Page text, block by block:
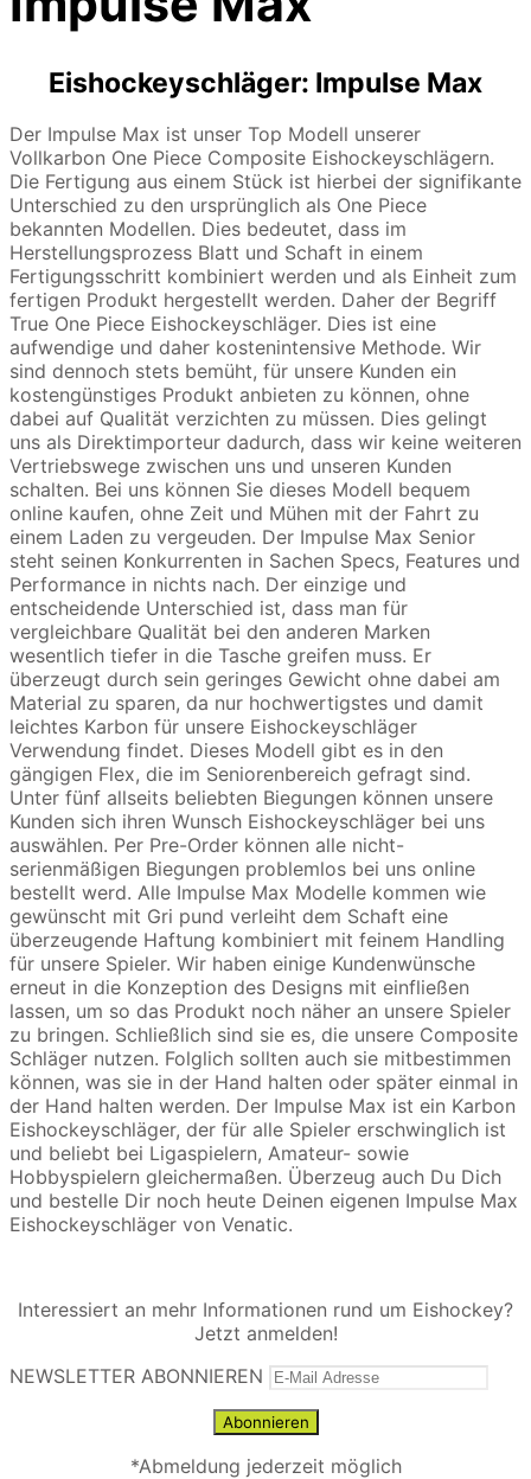
Eishockeyschläger: Impulse Max
Der Impulse Max ist unser Top Modell unserer
Vollkarbon One Piece Composite Eishockeyschlägern.
Die Fertigung aus einem Stück ist hierbei der signifikante
Unterschied zu den ursprünglich als One Piece
bekannten Modellen. Dies bedeutet, dass im
Herstellungsprozess Blatt und Schaft in einem
Fertigungsschritt kombiniert werden und als Einheit zum
fertigen Produkt hergestellt werden. Daher der Begriff
True One Piece Eishockeyschläger. Dies ist eine
aufwendige und daher kostenintensive Methode. Wir
sind dennoch stets bemüht, für unsere Kunden ein
kostengünstiges Produkt anbieten zu können, ohne
dabei auf Qualität verzichten zu müssen. Dies gelingt
uns als Direktimporteur dadurch, dass wir keine weiteren
Vertriebswege zwischen uns und unseren Kunden
schalten. Bei uns können Sie dieses Modell bequem
online kaufen, ohne Zeit und Mühen mit der Fahrt zu
einem Laden zu vergeuden. Der Impulse Max Senior
steht seinen Konkurrenten in Sachen Specs, Features und
Performance in nichts nach. Der einzige und
entscheidende Unterschied ist, dass man für
vergleichbare Qualität bei den anderen Marken
wesentlich tiefer in die Tasche greifen muss. Er
überzeugt durch sein geringes Gewicht ohne dabei am
Material zu sparen, da nur hochwertigstes und damit
leichtes Karbon für unsere Eishockeyschläger
Verwendung findet. Dieses Modell gibt es in den
gängigen Flex, die im Seniorenbereich gefragt sind.
Unter fünf allseits beliebten Biegungen können unsere
Kunden sich ihren Wunsch Eishockeyschläger bei uns
auswählen. Per Pre-Order können alle nicht-
serienmäßigen Biegungen problemlos bei uns online
bestellt werd. Alle Impulse Max Modelle kommen wie
gewünscht mit Gri pund verleiht dem Schaft eine
überzeugende Haftung kombiniert mit feinem Handling
für unsere Spieler. Wir haben einige Kundenwünsche
erneut in die Konzeption des Designs mit einfließen
lassen, um so das Produkt noch näher an unsere Spieler
zu bringen. Schließlich sind sie es, die unsere Composite
Schläger nutzen. Folglich sollten auch sie mitbestimmen
können, was sie in der Hand halten oder später einmal in
der Hand halten werden. Der Impulse Max ist ein Karbon
Eishockeyschläger, der für alle Spieler erschwinglich ist
und beliebt bei Ligaspielern, Amateur- sowie
Hobbyspielern gleichermaßen. Überzeug auch Du Dich
und bestelle Dir noch heute Deinen eigenen Impulse Max
Eishockeyschläger von Venatic.
Interessiert an mehr Informationen rund um Eishockey?
Jetzt anmelden!
NEWSLETTER ABONNIEREN
*Abmeldung jederzeit möglich